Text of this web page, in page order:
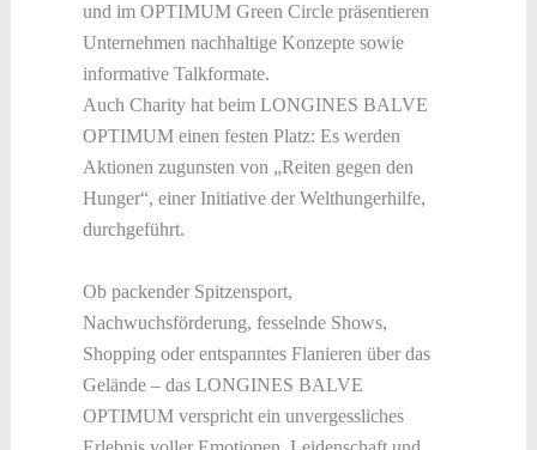
und im OPTIMUM Green Circle präsentieren
Unternehmen nachhaltige Konzepte sowie
informative Talkformate.
Auch Charity hat beim LONGINES BALVE
OPTIMUM einen festen Platz: Es werden
Aktionen zugunsten von „Reiten gegen den
Hunger“, einer Initiative der Welthungerhilfe,
durchgeführt.
Ob packender Spitzensport,
Nachwuchsförderung, fesselnde Shows,
Shopping oder entspanntes Flanieren über das
Gelände – das LONGINES BALVE
OPTIMUM verspricht ein unvergessliches